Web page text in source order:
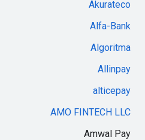
Akurateco
Alfa-Bank
Algoritma
Allinpay
alticepay
AMO FINTECH LLC
Amwal Pay